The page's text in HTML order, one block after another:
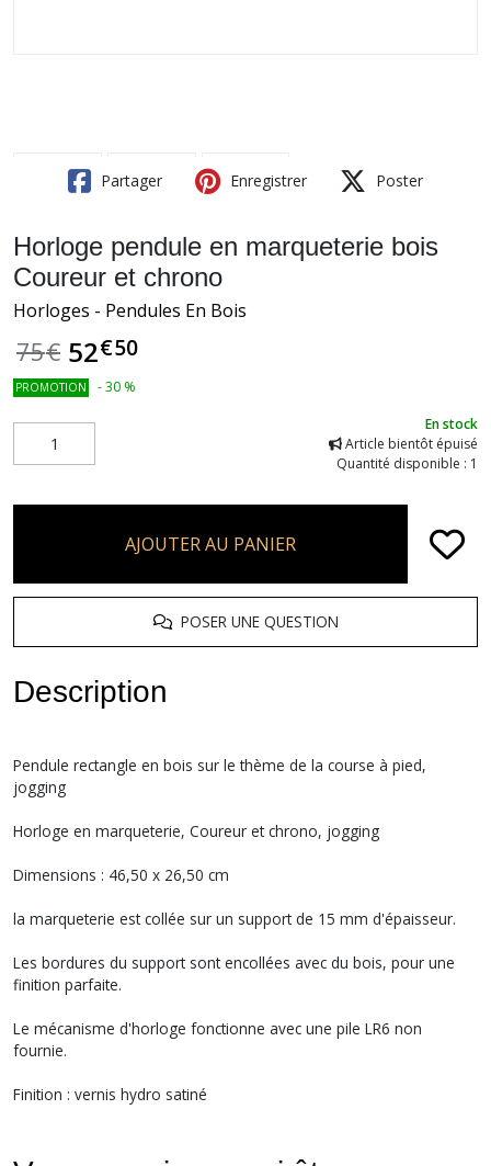
Partager Enregistrer Poster
Horloge pendule en marqueterie bois
Coureur et chrono
Horloges - Pendules En Bois
75€ 52€50
PROMOTION -30 %
En stock
Article bientôt épuisé
Quantité disponible : 1
AJOUTER AU PANIER
POSER UNE QUESTION
Description
Pendule rectangle en bois sur le thème de la course à pied,
jogging
Horloge en marqueterie, Coureur et chrono, jogging
Dimensions : 46,50 x 26,50 cm
la marqueterie est collée sur un support de 15 mm d'épaisseur.
Les bordures du support sont encollées avec du bois, pour une
finition parfaite.
Le mécanisme d'horloge fonctionne avec une pile LR6 non
fournie.
Finition : vernis hydro satiné